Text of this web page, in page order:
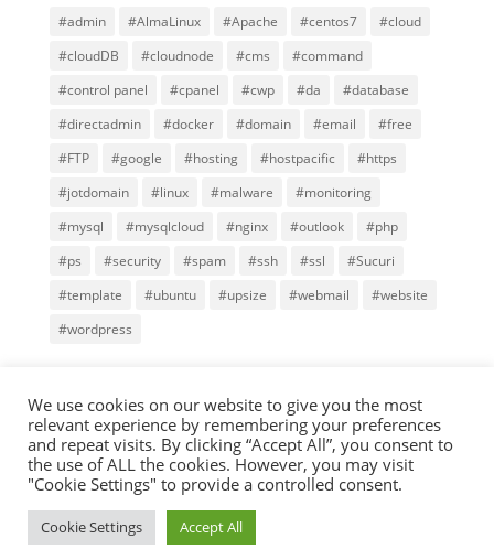
#admin #AlmaLinux #Apache #centos7
#cloud
#cloudDB
#cloudnode #cms
#command
#control panel
#cpanel #cwp #da
#database
#directadmin
#docker #domain #email
#free
#FTP
#google #hosting #hostpacific
#https
#jotdomain
#linux #malware
#monitoring
#mysql
#mysqlcloud #nginx #outlook
#php
#ps
#security #spam #ssh #ssl
#Sucuri
#template
#ubuntu #upsize #webmail
#website
#wordpress
Copyright © 2000-2025,Terabits Network Co., Ltd.All
rights reserved.Terms of Service.Privacy policy.
Address: 25/52 Town Avenue Time Thakham 16, Soi
Tha Kham 16, Tha Kham Rd., Samaedum,
We use cookies on our website to give you the most
relevant experience by remembering your preferences
and repeat visits. By clicking “Accept All”, you consent to
the use of ALL the cookies. However, you may visit
"Cookie Settings" to provide a controlled consent.
Cookie Settings Accept All